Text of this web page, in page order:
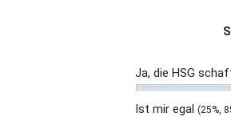
Ja, die HSG
Ist mir egal (25%,